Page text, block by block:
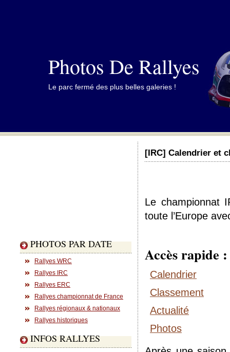
Photos De Rallyes
Le parc fermé des plus belles galeries !
PHOTOS PAR DATE
Rallyes WRC
Rallyes IRC
Rallyes ERC
Rallyes championnat de France
Rallyes régionaux & nationaux
Rallyes historiques
INFOS RALLYES
[IRC] Calendrier et
Le championnat
toute l’Europe
Accès rapide :
Calendrier
Classement
Actualité
Photos